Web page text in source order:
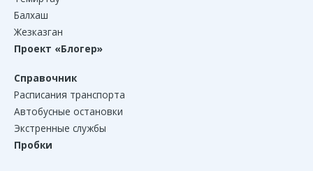
Балхаш
Жезказган
Проект «Блогер»
Справочник
Расписания транспорта
Автобусные остановки
Экстренные службы
Пробки